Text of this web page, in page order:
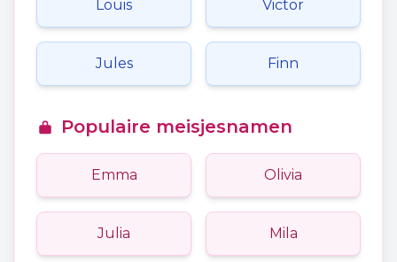
Louis Victor
Jules Finn
Populaire meisjesnamen
Emma Olivia
Julia Mila